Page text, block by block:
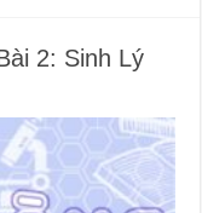
2: Sinh Lý